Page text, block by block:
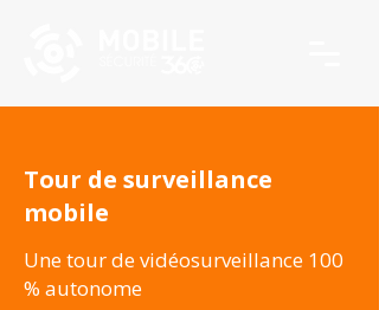
Tour de surveillance
mobile
Une tour de vidéosurveillance 100
% autonome